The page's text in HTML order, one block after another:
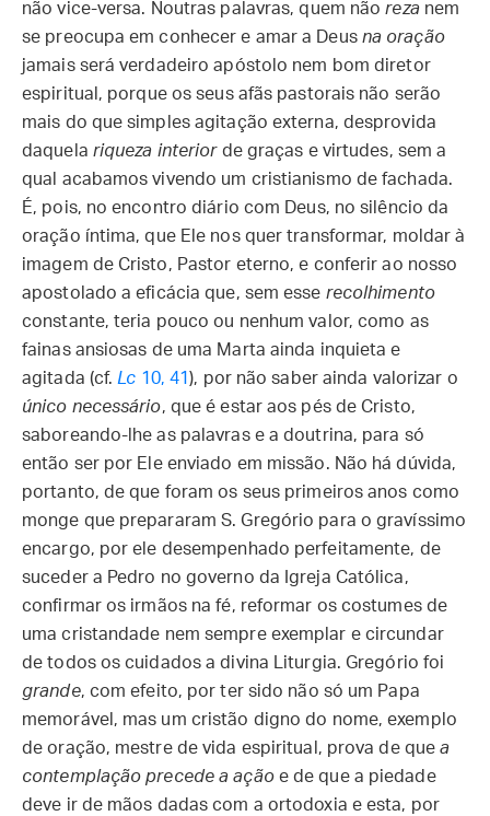
não vice-versa. Noutras palavras, quem nãorezanem
se preocupa em conhecer e amar a Deus na oração
jamais será verdadeiro apóstolo nem bom diretor
espiritual, porque os seus afãs pastorais não serão
mais do que simples agitação externa, desprovida
daquela riqueza interiorde graças e virtudes, sem a
qual acabamos vivendo um cristianismo de fachada.
É, pois, no encontro diário com Deus, no silêncio da
oração íntima, que Ele nos quer transformar, moldar à
imagem de Cristo, Pastor eterno, e conferir ao nosso
apostolado a eficácia que, sem esse recolhimento
constante, teria pouco ou nenhum valor, como as
fainas ansiosas de uma Marta ainda inquieta e
agitada (cf. Lc 10, 41), por não saber ainda valorizar o
único necessário, que é estar aos pés de Cristo,
saboreando-lhe as palavras e a doutrina, para só
então ser por Ele enviado em missão. Não há dúvida,
portanto, de que foram os seus primeiros anos como
monge que prepararam S. Gregório para o gravíssimo
encargo, por ele desempenhado perfeitamente, de
suceder a Pedro no governo da Igreja Católica,
confirmar os irmãos na fé, reformar os costumes de
uma cristandade nem sempre exemplar e circundar
de todos os cuidados a divina Liturgia. Gregório foi
grande, com efeito, por ter sido não só um Papa
memorável, mas um cristão digno do nome, exemplo
de oração, mestre de vida espiritual, prova de quea
contemplação precede a açãoe de que a piedade
deve ir de mãos dadas com a ortodoxia e esta, por